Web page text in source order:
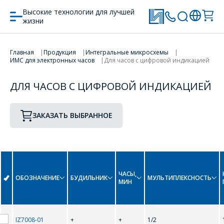
Высокие технологии для лучшей
жизни
Главная Продукция
Интегральные микросхемы
ИМС для электронных часов
Для часов с цифровой индикацией
ДЛЯ ЧАСОВ С ЦИФРОВОЙ ИНДИКАЦИЕЙ
ЗАКАЗАТЬ ВЫБРАННОЕ
ПЕРЕЙТИ В КОРЗИНУ
ОБОЗНАЧЕНИЕ БУДИЛЬНИК
ЧАСЫ,
МИН
МУЛЬТИПЛЕКСНОСТЬ
IZ7008-01 + + 1/2